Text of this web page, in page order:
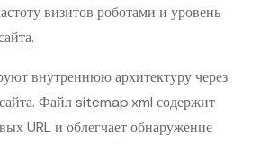
визитов роботами и уровень
внутреннюю архитектуру через
Файл sitemap.xml содержит
URL и облегчает обнаружение